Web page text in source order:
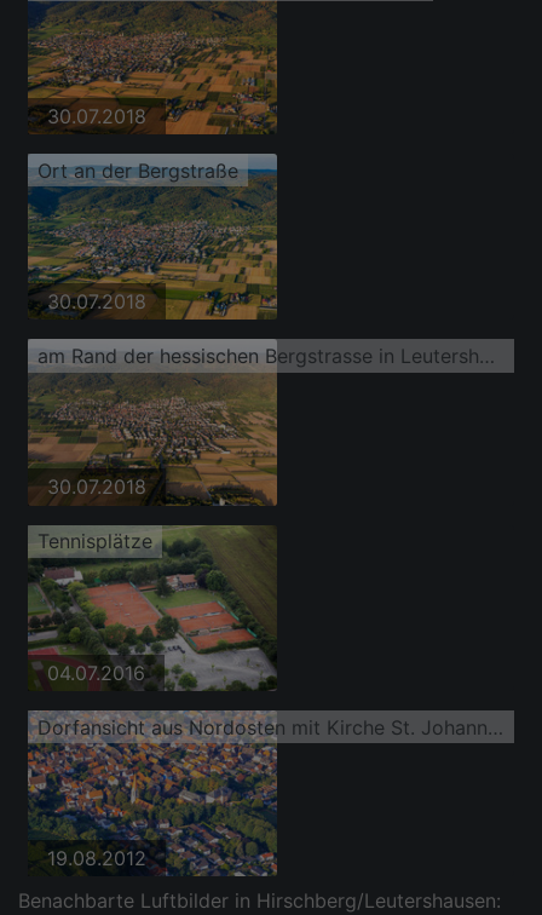
30.07.2018
Ort an der Bergstraße
30.07.2018
am Rand der hessischen Bergstrasse in Leutershausen
30.07.2018
Tennisplätze
04.07.2016
Dorfansicht aus Nordosten mit Kirche St. Johannes Baptist und Schloss Wiser
19.08.2012
Benachbarte Luftbilder in Hirschberg/Leutershausen: